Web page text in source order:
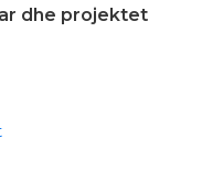
dhe projektet